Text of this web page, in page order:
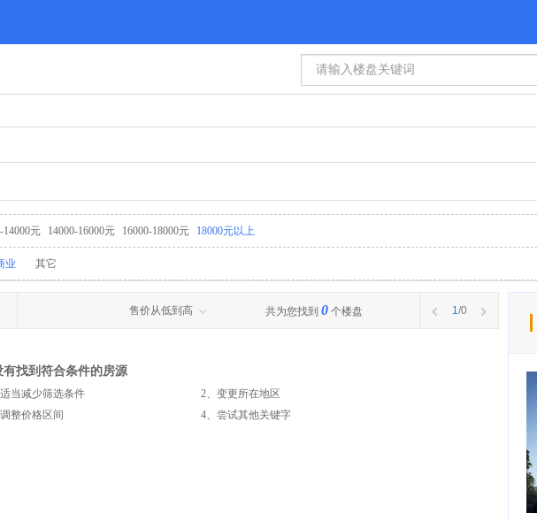
14000元 14000-16000元 16000-18000元 18000元以上
业 其它
售价从低到高 共为您找到 0 个楼盘 1/0
有找到符合条件的房源
当减少筛选条件
2、变更所在地区
格区间
4、尝试其他关键字